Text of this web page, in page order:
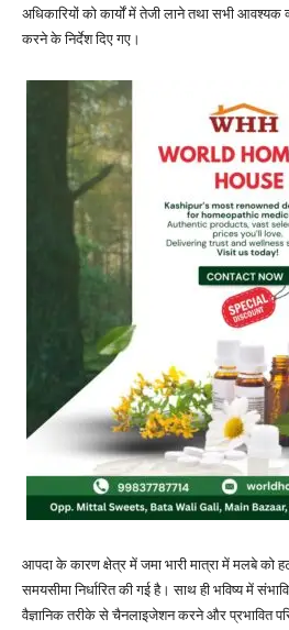
अधिकारियों को कार्यों में तेजी लाने तथा सभी आवश्यक
करने के निर्देश दिए गए।
आपदा के कारण क्षेत्र में जमा भारी मात्रा में मलबे को
समयसीमा निर्धारित की गई है। साथ ही भविष्य में
वैज्ञानिक तरीके से चैनलाइजेशन करने और प्रभावित